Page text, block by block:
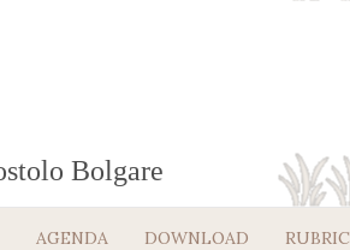
Bolgare
AGENDA DOWNLOAD